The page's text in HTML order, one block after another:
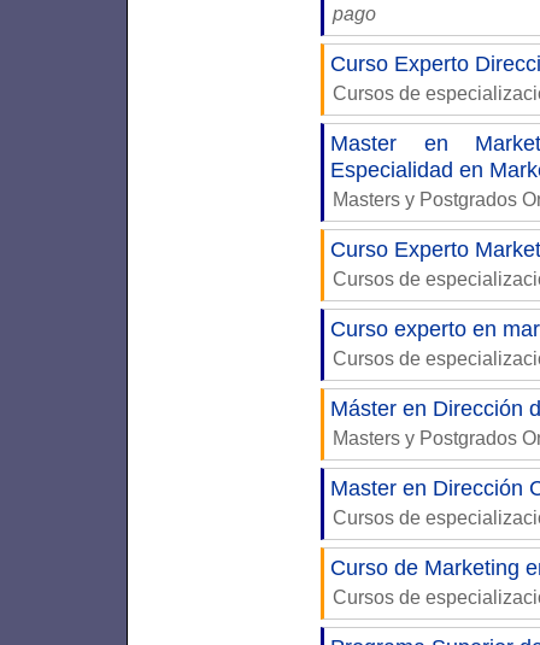
pago
Curso Experto
Cursos de
Master en
Especialidad en
Masters y Postgrados
Curso Experto
Cursos de
Curso experto en
Cursos de
Máster en Dirección
Masters y Postgrados
Master en Dirección
Cursos de
Curso de Marketing
Cursos de